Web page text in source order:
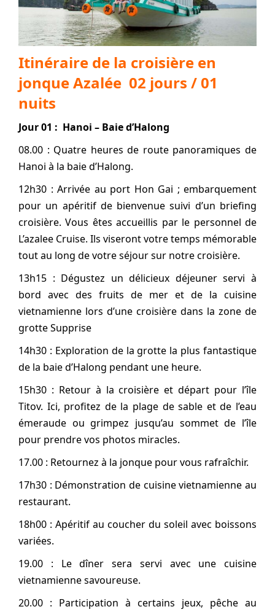
Itinéraire de la croisière en
jonque Azalée 02 jours / 01
nuits
Jour 01 : Hanoi – Baie d’Halong
08.00 : Quatre heures de route panoramiques de
Hanoi à la baie d’Halong.
12h30 : Arrivée au port Hon Gai ; embarquement
pour un apéritif de bienvenue suivi d’un briefing
croisière. Vous êtes accueillis par le personnel de
L’azalee Cruise. Ils viseront votre temps mémorable
tout au long de votre séjour sur notre croisière.
13h15 : Dégustez un délicieux déjeuner servi à
bord avec des fruits de mer et de la cuisine
vietnamienne lors d’une croisière dans la zone de
grotte Supprise
14h30 : Exploration de la grotte la plus fantastique
de la baie d’Halong pendant une heure.
15h30 : Retour à la croisière et départ pour l’île
Titov. Ici, profitez de la plage de sable et de l’eau
émeraude ou grimpez jusqu’au sommet de l’île
pour prendre vos photos miracles.
17.00 : Retournez à la jonque pour vous rafraîchir.
17h30 : Démonstration de cuisine vietnamienne au
restaurant.
18h00 : Apéritif au coucher du soleil avec boissons
variées.
19.00 : Le dîner sera servi avec une cuisine
vietnamienne savoureuse.
20.00 : Participation à certains jeux, pêche au